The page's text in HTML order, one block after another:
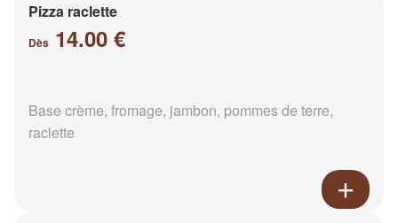
Pizza raclette
Dès 14.00 €
Base crème, fromage, jambon, pommes de terre,
raclette